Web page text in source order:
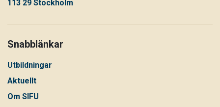
113 29 Stockholm
Snabblänkar
Utbildningar
Aktuellt
Om SIFU